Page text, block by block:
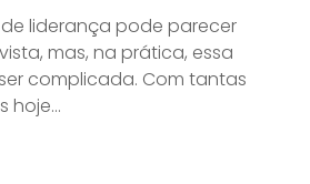
liderança pode parecer
mas, na prática, essa
complicada. Com tantas
hoje…